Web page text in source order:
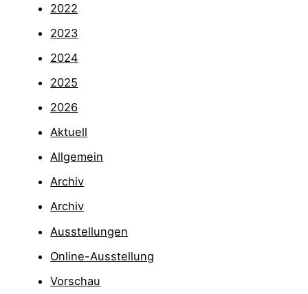
2022
2023
2024
2025
2026
Aktuell
Allgemein
Archiv
Archiv
Ausstellungen
Online-Ausstellung
Vorschau